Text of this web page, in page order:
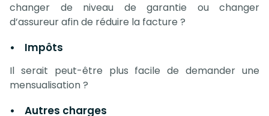
changer de niveau de garantie ou changer
d’assureur afin de réduire la facture ?
• Impôts
Il serait peut-être plus facile de demander une
mensualisation ?
• Autres charges